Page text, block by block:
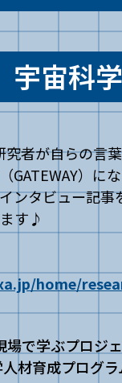
宇宙科
究者が自らの言
GATEWAY）に
ンタビュー記
す♪
home/
で学ぶプロジ
材育成プログ